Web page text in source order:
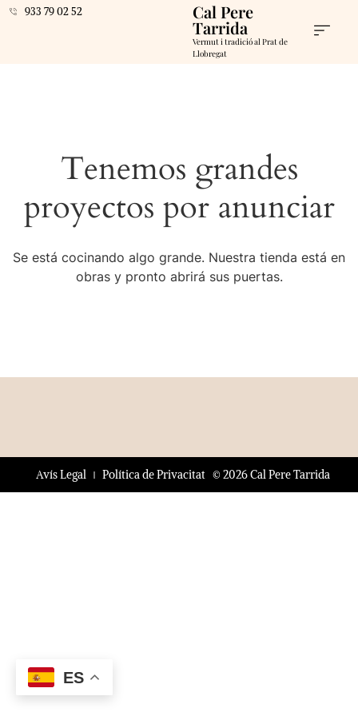
933 79 02 52 Cal Pere
Tarrida
Vermut i tradició al Prat de
Llobregat
Tenemos grandes
proyectos por anunciar
Se está cocinando algo grande. Nuestra tienda está en
obras y pronto abrirá sus puertas.
© 2026 Cal Pere Tarrida
Avís Legal Política de Privacitat
ES